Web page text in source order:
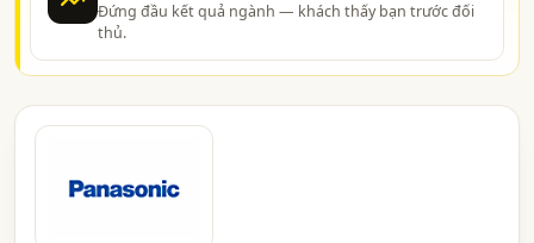
Đứng đầu kết quả ngành — khách thấy bạn trước đối
thủ.